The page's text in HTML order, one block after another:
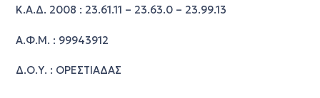
Κ.Α.Δ. 2008 : 23.61.11 – 23.63.0 – 23.99.13
Α.Φ.Μ. : 99943912
Δ.Ο.Υ. : ΟΡΕΣΤΙΑΔΑΣ